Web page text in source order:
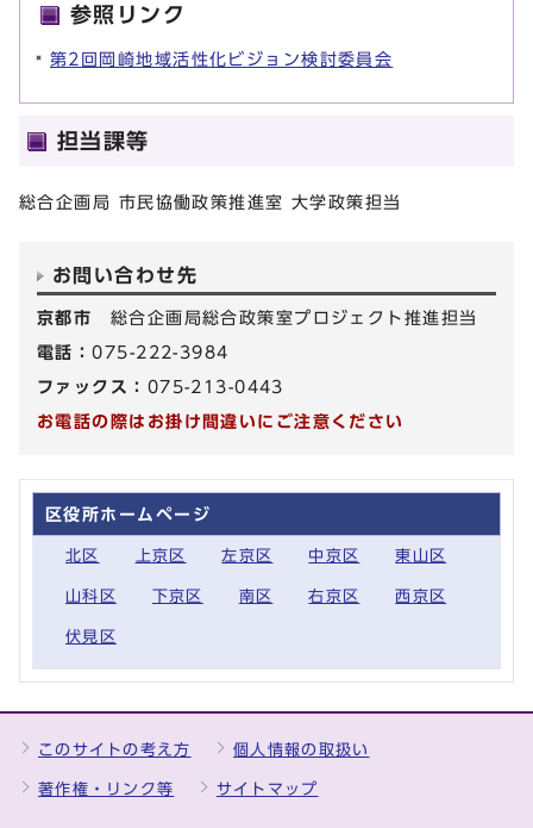
参照リンク
第2回岡崎地域活性化ビジョン検討委員会
担当課等
総合企画局 市民協働政策推進室 大学政策担当
お問い合わせ先
京都市 総合企画局総合政策室プロジェクト推進担当
電話：075-222-3984
ファックス： 075-213-0443
お電話の際はお掛け間違いにご注意ください
区役所ホームページ
北区 上京区 左京区 中京区 東山区
山科区 下京区 南区 右京区 西京区
伏見区
このサイトの考え方 個人情報の取扱い
著作権・リンク等 サイトマップ